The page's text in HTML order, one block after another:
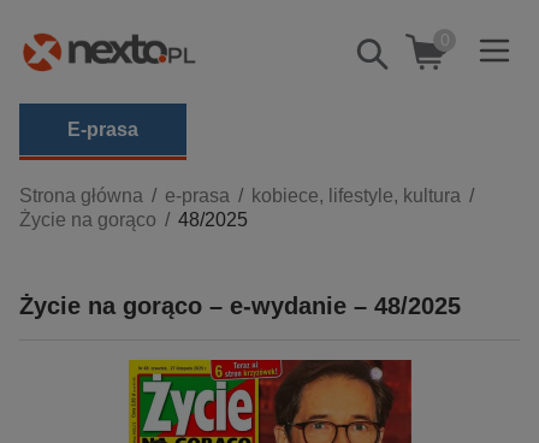
Pokaż/schowaj
wyszukiwarkę
0
E-prasa
Kategorie
Zobacz wszystkie E-prasa
biznesowe, branżowe, gospodarka
darmowe wydania
dzienniki
edukacja
Strona główna e-prasa
kobiece, lifestyle, kultura
Życie na gorąco
48/2025
Życie na gorąco – e-wydanie – 48/2025